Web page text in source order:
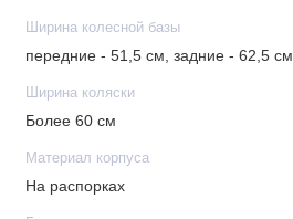
Ширина колесной базы
передние - 51,5 см, задние - 62,5 см
Ширина коляски
Более 60 см
Материал корпуса
На распорках